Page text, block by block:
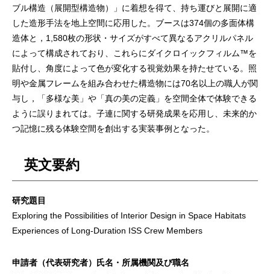
ブル構造（展開型構造物）」に着想を得て、持ち運びと展開に適
した造形手法を地上空間に応用した。ブースは374個の多面体構
造体と，1,580枚の形状・サイズがすべて異なるアクリルパネル
によって構成されており、これらにダイクロイックフィルム™を
貼付し、角度によって色が変化する視覚効果を持たせている。照
明や金属フレームを組み合わせた構造物には70名以上の職人が関
与し，「多様な美」や「真の美の定義」を空間全体で体験できる
ように誤りまれては。子連に関する研発成果を応用し、未来的か
つ記憶に残る体験空間を創出する実装事例となった。
英文要約
研究題目
Exploring the Possibilities of Interior Design in Space Habitats
Experiences of Long-Duration ISS Crew Members
申請者（代表研究者）氏名・所属機関及び職名